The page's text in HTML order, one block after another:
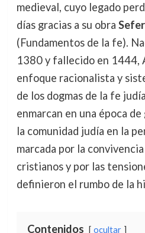
medieval, cuyo legado
días gracias a su obra
(Fundamentos de la fe).
1380 y fallecido en 1444,
enfoque racionalista y
de los dogmas de la fe
enmarcan en una época
la comunidad judía en la
marcada por la
cristianos y por las
definieron el rumbo de la
Contenidos ocultar